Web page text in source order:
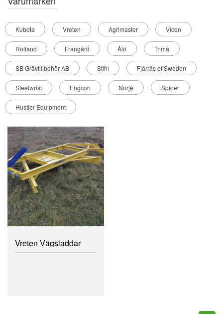
Kubota Vreten Agrimaster Vicon
Rolland Frangård Ålö Trima
SB Grävtillbehör AB Stihl Fjärrås of Sweden
Steelwrist Engcon Norje Spider
Hustler Equipment
Vreten Vägsladdar